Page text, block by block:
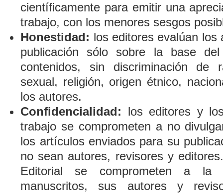
científicamente para emitir una
trabajo, con los menores sesgos
Honestidad: los editores evalúan
publicación sólo sobre la base
contenidos, sin discriminación de
sexual, religión, origen étnico,
los autores.
Confidencialidad: los editores y
trabajo se comprometen a no
los artículos enviados para su
no sean autores, revisores y
Editorial se comprometen a la
manuscritos, sus autores y